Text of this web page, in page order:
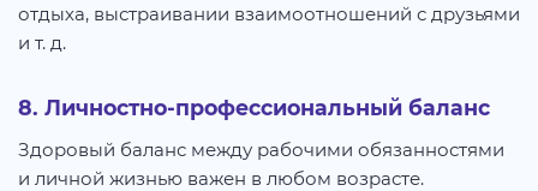
отдыха, выстраивании взаимоотношений с друзьями
и т. д.
8. Личностно-профессиональный баланс
Здоровый баланс между рабочими обязанностями
и личной жизнью важен в любом возрасте.